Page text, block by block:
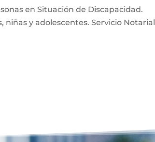
en Situación de Discapacidad.
niñas y adolescentes. Servicio Notarial